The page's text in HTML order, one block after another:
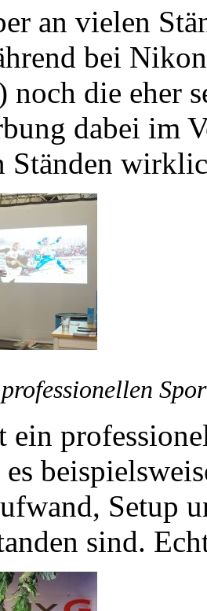
an vielen
bei
noch die eher
dabei im
Ständen
ein
Setup
sind.